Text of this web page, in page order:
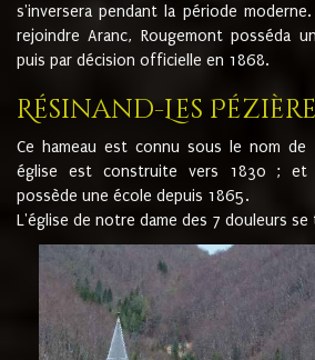
s'inversera pendant la période
rejoindre Aranc, Rougemont posséda
puis par décision officielle en 1868.
Résinand-Les
Ce hameau est connu sous le nom de
église est construite vers 1830 ; et
possède une école depuis 1865.
L'église de notre dame des 7 douleurs se